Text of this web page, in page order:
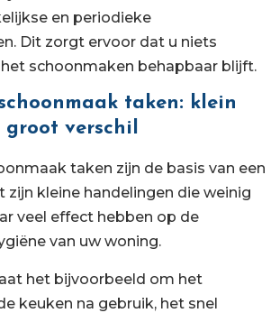
en periodieke
Dit zorgt ervoor dat u niets
schoonmaken behapbaar blijft.
taken: klein
groot verschil
taken zijn de basis van een
zijn kleine handelingen die weinig
veel effect hebben op de
van uw woning.
het bijvoorbeeld om het
keuken na gebruik, het snel